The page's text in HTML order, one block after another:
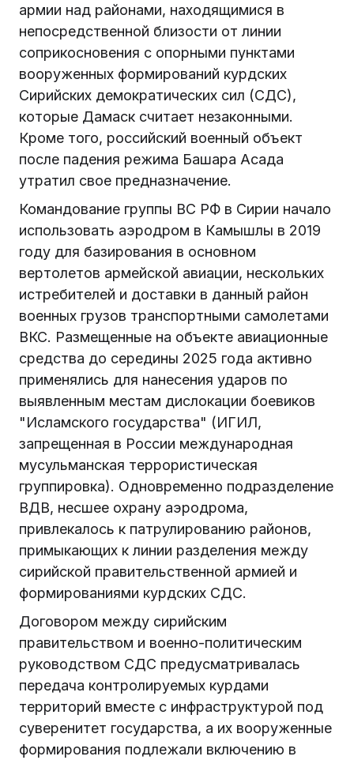
армии над районами, находящимися в
непосредственной близости от линии
соприкосновения с опорными пунктами
вооруженных формирований курдских
Сирийских демократических сил (СДС),
которые Дамаск считает незаконными.
Кроме того, российский военный объект
после падения режима Башара Асада
утратил свое предназначение.
Командование группы ВС РФ в Сирии начало
использовать аэродром в Камышлы в 2019
году для базирования в основном
вертолетов армейской авиации, нескольких
истребителей и доставки в данный район
военных грузов транспортными самолетами
ВКС. Размещенные на объекте авиационные
средства до середины 2025 года активно
применялись для нанесения ударов по
выявленным местам дислокации боевиков
"Исламского государства" (ИГИЛ,
запрещенная в России международная
мусульманская террористическая
группировка). Одновременно подразделение
ВДВ, несшее охрану аэродрома,
привлекалось к патрулированию районов,
примыкающих к линии разделения между
сирийской правительственной армией и
формированиями курдских СДС.
Договором между сирийским
правительством и военно-политическим
руководством СДС предусматривалась
передача контролируемых курдами
территорий вместе с инфраструктурой под
суверенитет государства, а их вооруженные
формирования подлежали включению в